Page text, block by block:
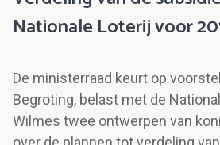
Nationale Loterij voor
De ministerraad keurt op
Begroting, belast met de
Wilmes twee ontwerpen van